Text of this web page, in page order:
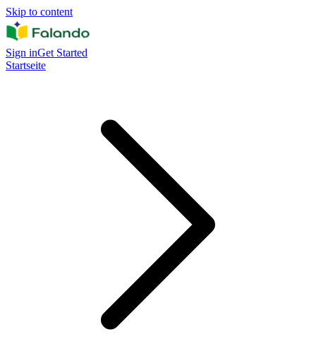
Skip to content
Sign inGet Started
Startseite